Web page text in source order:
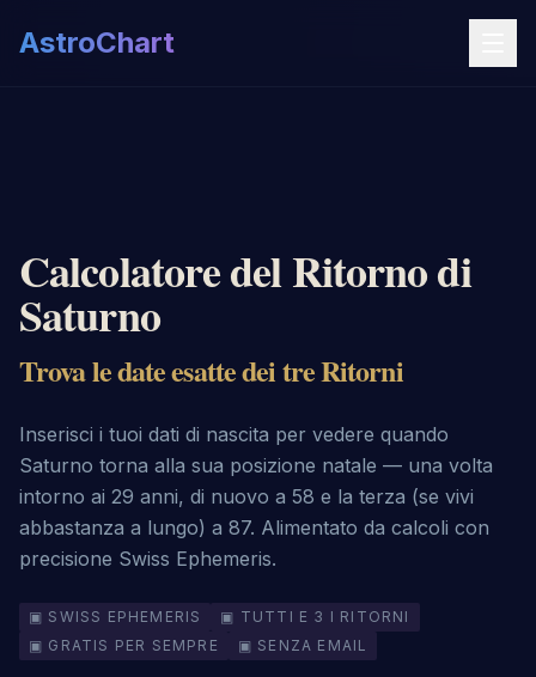
AstroChart
Calcolatore del Ritorno di
Saturno
Trova le date esatte dei tre Ritorni
Inserisci i tuoi dati di nascita per vedere quando
Saturno torna alla sua posizione natale — una volta
intorno ai 29 anni, di nuovo a 58 e la terza (se vivi
abbastanza a lungo) a 87. Alimentato da calcoli con
precisione Swiss Ephemeris.
▣ SWISS EPHEMERIS
▣ TUTTI E 3 I RITORNI
▣ GRATIS PER SEMPRE
▣ SENZA EMAIL